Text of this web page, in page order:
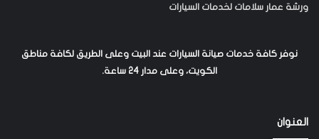
ورشة عمار سلامات لخدمات السيارات
نوفر كافة خدمات صيانة السيارات عند البيت وعلى الطريق لكافة مناطق
الكويت، وعلى مدار 24 ساعة.
العنوان